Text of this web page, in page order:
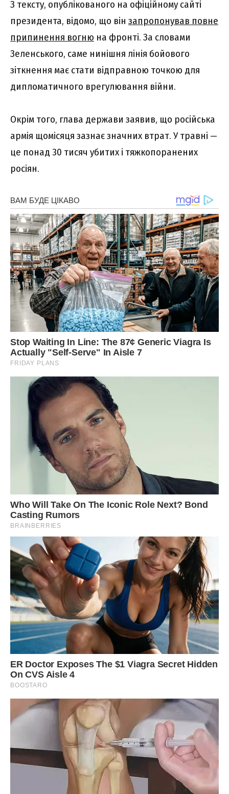
З тексту, опублікованого на офіційному сайті
президента, відомо, що він запропонував повне
припинення вогню на фронті. За словами
Зеленського, саме нинішня лінія бойового
зіткнення має стати відправною точкою для
дипломатичного врегулювання війни.
Окрім того, глава держави заявив, що російська
армія щомісяця зазнає значних втрат. У травні —
це понад 30 тисяч убитих і тяжкопоранених
росіян.